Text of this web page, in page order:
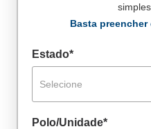
Basta
Estado*
Selecione
Polo/Unidade*